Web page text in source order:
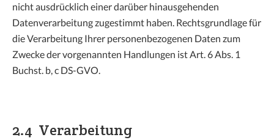
nicht ausdrücklich einer darüber hinausgehenden
Datenverarbeitung zugestimmt haben. Rechtsgrundlage für
die Verarbeitung Ihrer personenbezogenen Daten zum
Zwecke der vorgenannten Handlungen ist Art. 6 Abs. 1
Buchst. b, c DS-GVO.
2.4 Verarbeitung